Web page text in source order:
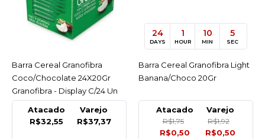
GRANOFIBRA
Barra Cereal Granofibra
Coco/Chocolate 20Gr
Granofibra - Unidade
R$1,92
COMPRAR
ACESSAR
Barra Cereal Granofibra
Coco/Chocolate 24X20Gr
Granofibra - Display C/24 Un
Atacado
R$32,55
Varejo
R$37,37
ACESSAR
24
DAYS
1
HOUR
10
MIN
5
SEC
Barra Cereal Granofibra Light
Banana/Choco 20Gr
Atacado
R$1,75
R$0,50
Varejo
R$1,92
R$0,50